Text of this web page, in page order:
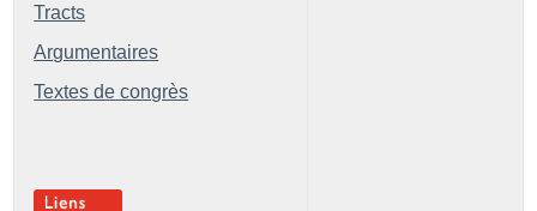
Tracts
Argumentaires
Textes de congrès